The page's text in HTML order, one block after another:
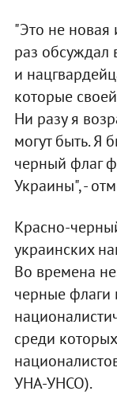
"Это не новая
раз обсуждал
и
которые
Ни разу я
могут быть. Я
черный флаг
Украины", -
Красно-
украинских
Во времена
черные флаги
среди
УНА-УНСО).